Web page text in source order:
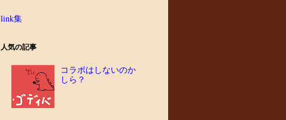
link集
人気の記事
コラボはしないのか
しら？